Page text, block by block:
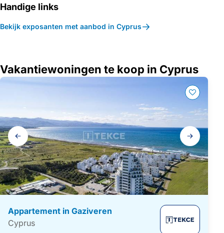
Handige links
Bekijk exposanten met aanbod in Cyprus
Vakantiewoningen te koop in Cyprus
Galerij
navigatie
Appartement in Gaziveren
Cyprus